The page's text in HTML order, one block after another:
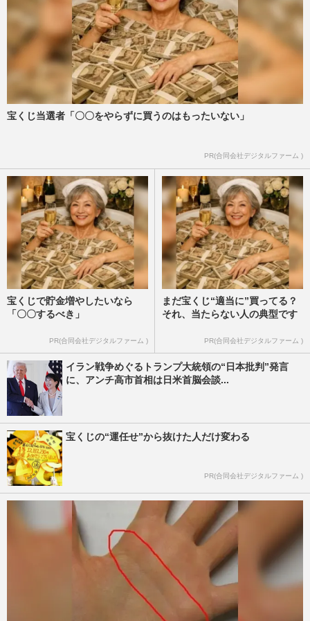
宝くじ当選者「〇〇をやらずに買うのはもったいない」
PR(合同会社デジタルファーム )
宝くじで貯金増やしたいなら
「〇〇するべき」
PR(合同会社デジタルファーム )
まだ宝くじ“適当に”買ってる？
それ、当たらない人の典型です
PR(合同会社デジタルファーム )
イラン戦争めぐるトランプ大統領の“日本批判”発言
に、アンチ高市首相は日米首脳会談...
宝くじの“運任せ”から抜けた人だけ変わる
PR(合同会社デジタルファーム )